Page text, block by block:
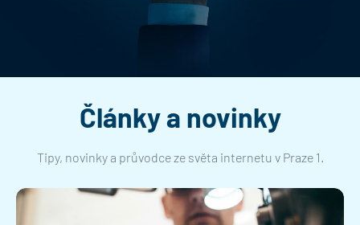
Články a novinky
Tipy, novinky a průvodce ze světa internetu v Praze 1.